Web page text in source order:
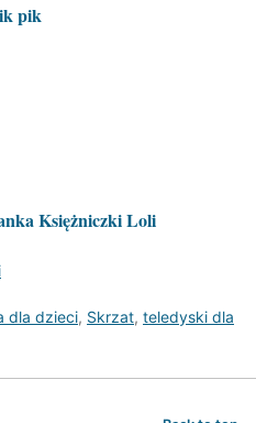
pik
Księżniczki Loli
dla dzieci, Skrzat, teledyski dla